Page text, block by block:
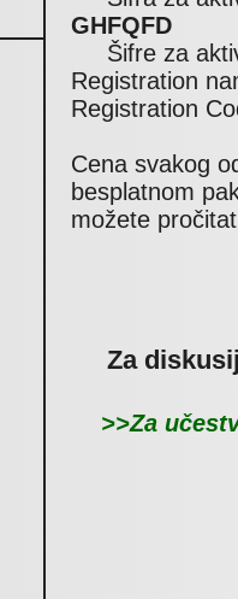
GHFQFD
Šifre za
Registration
Registration
Cena svakog
besplatnom
možete
Za
>>Za